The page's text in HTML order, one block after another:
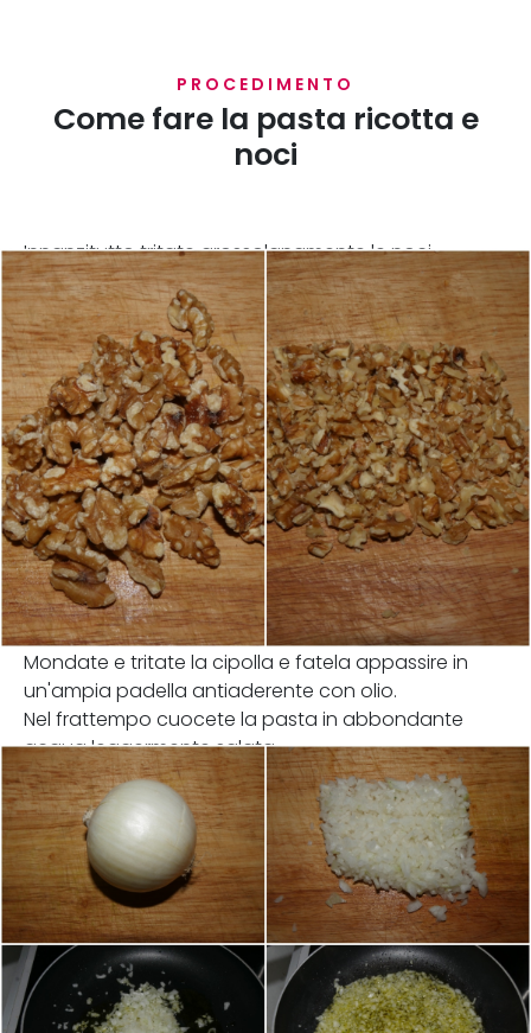
PROCEDIMENTO
Come fare la pasta ricotta e
noci
Innanzitutto tritate grossolanamente le noci.
Mondate e tritate la cipolla e fatela appassire in
un'ampia padella antiaderente con olio.
Nel frattempo cuocete la pasta in abbondante
acqua leggermente salata.